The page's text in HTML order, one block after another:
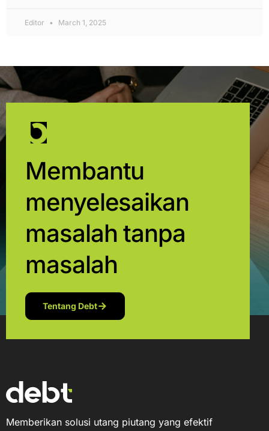
Editor March 1, 2025
Membantu
menyelesaikan
masalah tanpa
masalah
Tentang Debt
Memberikan solusi utang piutang yang efektif